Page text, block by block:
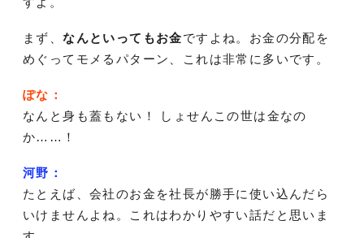
まず、なんといってもお金ですよね。お金の分配を
めぐってモメるパターン、これは非常に多いです。
ぽな：
なんと身も蓋もない！ しょせんこの世は金なの
か……！
河野：
たとえば、会社のお金を社長が勝手に使い込んだら
いけませんよね。これはわかりやすい話だと思いま